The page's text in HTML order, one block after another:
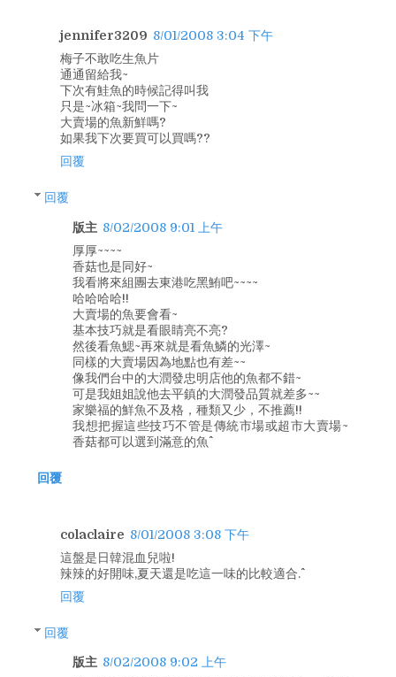
jennifer3209 8/01/2008 3:04 下午
梅子不敢吃生魚片
通通留給我~
下次有鮭魚的時候記得叫我
只是~冰箱~我問一下~
大賣場的魚新鮮嗎?
如果我下次要買可以買嗎??
回覆
回覆
版主 8/02/2008 9:01 上午
厚厚~~~~
香菇也是同好~
我看將來組團去東港吃黑鮪吧~~~~
哈哈哈哈!!
大賣場的魚要會看~
基本技巧就是看眼睛亮不亮?
然後看魚鰓~再來就是看魚鱗的光澤~
同樣的大賣場因為地點也有差~~
像我們台中的大潤發忠明店他的魚都不錯~
可是我姐姐說他去平鎮的大潤發品質就差多~~
家樂福的鮮魚不及格，種類又少，不推薦!!
我想把握這些技巧不管是傳統市場或超市大賣場~
香菇都可以選到滿意的魚^^
回覆
colaclaire 8/01/2008 3:08 下午
這盤是日韓混血兒啦!
辣辣的好開味,夏天還是吃這一味的比較適合.^^
回覆
回覆
版主 8/02/2008 9:02 上午